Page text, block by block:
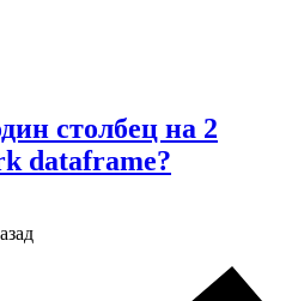
столбец на 2
dataframe?